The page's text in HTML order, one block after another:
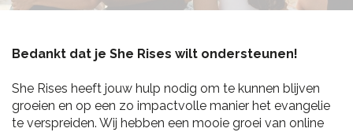
Bedankt dat je She Rises wilt ondersteunen!
She Rises heeft jouw hulp nodig om te kunnen blijven
groeien en op een zo impactvolle manier het evangelie
te verspreiden. Wij hebben een mooie groei van online